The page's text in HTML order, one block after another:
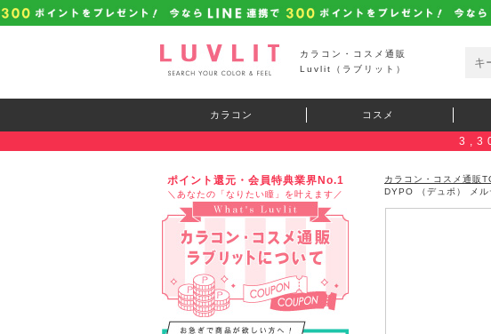
カラコン・コスメ通販
Luvlit（ラブリット）
カラコン コスメ
ポイント還元・会員特典業界No.1
＼あなたの「なりたい瞳」を叶えます／
カラコン・コスメ通販
DYPO （デュポ） メル